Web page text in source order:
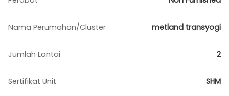
Nama Perumahan/Cluster metland transyogi
Jumlah Lantai 2
Sertifikat Unit SHM